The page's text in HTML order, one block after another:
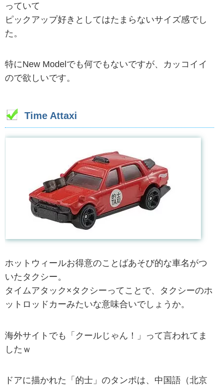
っていて
ピックアップ好きとしてはたまらないサイズ感でし
た。
特にNew Modelでも何でもないですが、カッコイイ
ので欲しいです。
Time Attaxi
ホットウィールお得意のことばあそび的な車名がつ
いたタクシー。
タイムアタック×タクシーってことで、タクシーのホ
ットロッドカーみたいな意味合いでしょうか。
海外サイトでも「クールじゃん！」って言われてま
したｗ
ドアに描かれた「的士」のタンポは、中国語（北京